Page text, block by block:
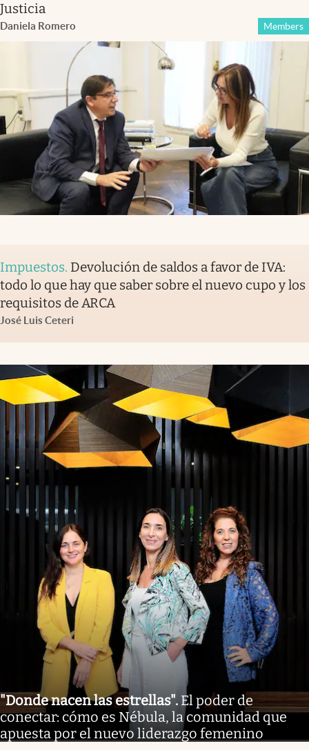
Justicia
Daniela Romero Members
Impuestos. Devolución de saldos a favor de IVA:
todo lo que hay que saber sobre el nuevo cupo y los
requisitos de ARCA
José Luis Ceteri
"Donde nacen las estrellas". El poder de
conectar: cómo es Nébula, la comunidad que
apuesta por el nuevo liderazgo femenino